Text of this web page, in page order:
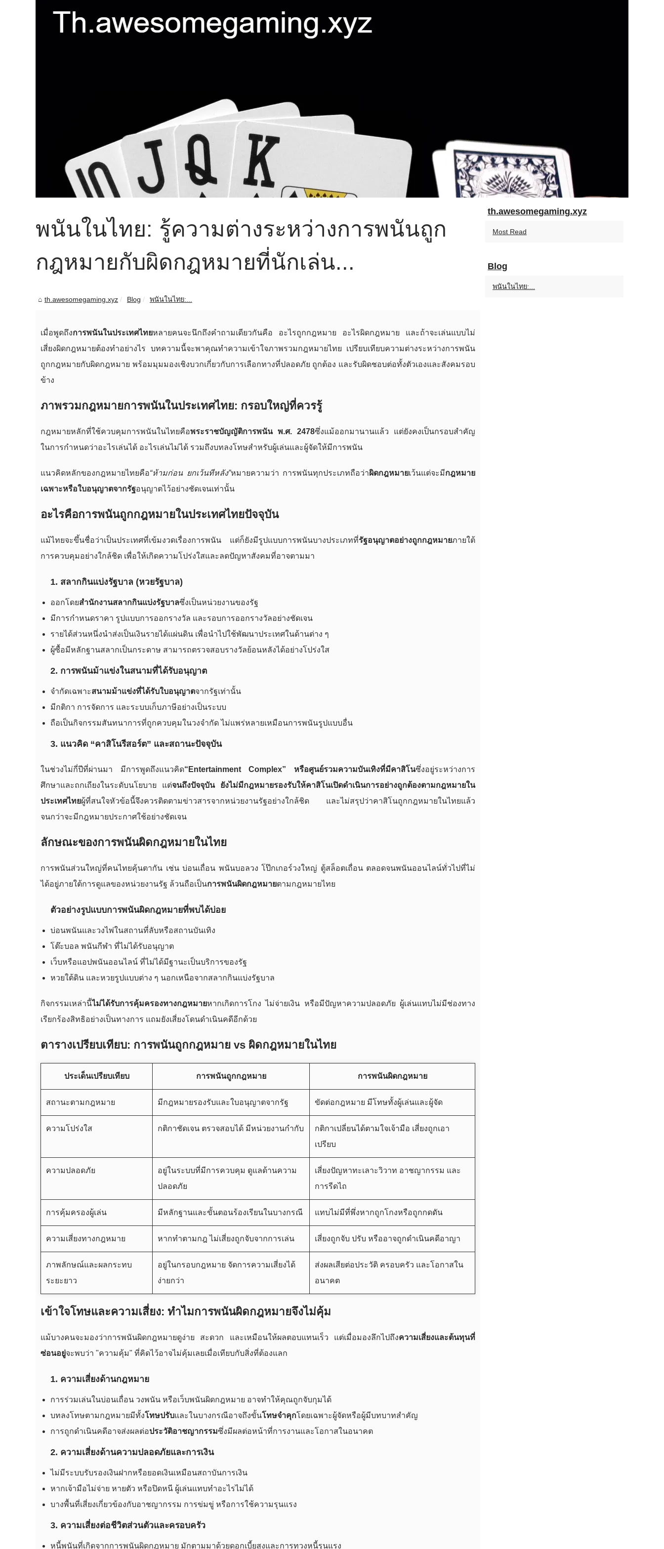
พนันในไทย: รู้ความต่างระหว่างการพนันถูก
กฎหมายกับผิดกฎหมายที่นักเล่น...
th.awesomegaming.xyz Blog พนันในไทย:...
เมื่อพูดถึงการพนันในประเทศไทยหลายคนจะนึกถึงคำถามเดียวกันคือ อะไรถูกกฎหมาย อะไรผิดกฎหมาย และถ้าจะเล่นแบบไม่
เสี่ยงผิดกฎหมายต้องทำอย่างไร บทความนี้จะพาคุณทำความเข้าใจภาพรวมกฎหมายไทย เปรียบเทียบความต่างระหว่างการพนัน
ถูกกฎหมายกับผิดกฎหมาย พร้อมมุมมองเชิงบวกเกี่ยวกับการเลือกทางที่ปลอดภัย ถูกต้อง และรับผิดชอบต่อทั้งตัวเองและสังคมรอบ
ข้าง
ภาพรวมกฎหมายการพนันในประเทศไทย: กรอบใหญ่ที่ควรรู้
กฎหมายหลักที่ใช้ควบคุมการพนันในไทยคือพระราชบัญญัติการพนัน พ.ศ. 2478ซึ่งแม้ออกมานานแล้ว แต่ยังคงเป็นกรอบสำคัญ
ในการกำหนดว่าอะไรเล่นได้ อะไรเล่นไม่ได้ รวมถึงบทลงโทษสำหรับผู้เล่นและผู้จัดให้มีการพนัน
แนวคิดหลักของกฎหมายไทยคือ“ห้ามก่อน ยกเว้นทีหลัง”หมายความว่า การพนันทุกประเภทถือว่าผิดกฎหมายเว้นแต่จะมีกฎหมาย
เฉพาะหรือใบอนุญาตจากรัฐอนุญาตไว้อย่างชัดเจนเท่านั้น
อะไรคือการพนันถูกกฎหมายในประเทศไทยปัจจุบัน
แม้ไทยจะขึ้นชื่อว่าเป็นประเทศที่เข้มงวดเรื่องการพนัน แต่ก็ยังมีรูปแบบการพนันบางประเภทที่รัฐอนุญาตอย่างถูกกฎหมายภายใต้
การควบคุมอย่างใกล้ชิด เพื่อให้เกิดความโปร่งใสและลดปัญหาสังคมที่อาจตามมา
1. สลากกินแบ่งรัฐบาล (หวยรัฐบาล)
ออกโดยสำนักงานสลากกินแบ่งรัฐบาลซึ่งเป็นหน่วยงานของรัฐ
มีการกำหนดราคา รูปแบบการออกรางวัล และรอบการออกรางวัลอย่างชัดเจน
รายได้ส่วนหนึ่งนำส่งเป็นเงินรายได้แผ่นดิน เพื่อนำไปใช้พัฒนาประเทศในด้านต่าง ๆ
ผู้ซื้อมีหลักฐานสลากเป็นกระดาษ สามารถตรวจสอบรางวัลย้อนหลังได้อย่างโปร่งใส
2. การพนันม้าแข่งในสนามที่ได้รับอนุญาต
จำกัดเฉพาะสนามม้าแข่งที่ได้รับใบอนุญาตจากรัฐเท่านั้น
มีกติกา การจัดการ และระบบเก็บภาษีอย่างเป็นระบบ
ถือเป็นกิจกรรมสันทนาการที่ถูกควบคุมในวงจำกัด ไม่แพร่หลายเหมือนการพนันรูปแบบอื่น
3. แนวคิด “คาสิโนรีสอร์ต” และสถานะปัจจุบัน
ในช่วงไม่กี่ปีที่ผ่านมา มีการพูดถึงแนวคิด“Entertainment Complex” หรือศูนย์รวมความบันเทิงที่มีคาสิโนซึ่งอยู่ระหว่างการ
ศึกษาและถกเถียงในระดับนโยบาย แต่จนถึงปัจจุบัน ยังไม่มีกฎหมายรองรับให้คาสิโนเปิดดำเนินการอย่างถูกต้องตามกฎหมายใน
ประเทศไทยผู้ที่สนใจหัวข้อนี้จึงควรติดตามข่าวสารจากหน่วยงานรัฐอย่างใกล้ชิด และไม่สรุปว่าคาสิโนถูกกฎหมายในไทยแล้ว
จนกว่าจะมีกฎหมายประกาศใช้อย่างชัดเจน
ลักษณะของการพนันผิดกฎหมายในไทย
การพนันส่วนใหญ่ที่คนไทยคุ้นตากัน เช่น บ่อนเถื่อน พนันบอลวง โป๊กเกอร์วงใหญ่ ตู้สล็อตเถื่อน ตลอดจนพนันออนไลน์ทั่วไปที่ไม่
ได้อยู่ภายใต้การดูแลของหน่วยงานรัฐ ล้วนถือเป็นการพนันผิดกฎหมายตามกฎหมายไทย
ตัวอย่างรูปแบบการพนันผิดกฎหมายที่พบได้บ่อย
บ่อนพนันและวงไพ่ในสถานที่ลับหรือสถานบันเทิง
โต๊ะบอล พนันกีฬา ที่ไม่ได้รับอนุญาต
เว็บหรือแอปพนันออนไลน์ ที่ไม่ได้มีฐานะเป็นบริการของรัฐ
หวยใต้ดิน และหวยรูปแบบต่าง ๆ นอกเหนือจากสลากกินแบ่งรัฐบาล
กิจกรรมเหล่านี้ไม่ได้รับการคุ้มครองทางกฎหมายหากเกิดการโกง ไม่จ่ายเงิน หรือมีปัญหาความปลอดภัย ผู้เล่นแทบไม่มีช่องทาง
เรียกร้องสิทธิอย่างเป็นทางการ แถมยังเสี่ยงโดนดำเนินคดีอีกด้วย
ตารางเปรียบเทียบ: การพนันถูกกฎหมาย vs ผิดกฎหมายในไทย
ประเด็นเปรียบเทียบ การพนันถูกกฎหมาย การพนันผิดกฎหมาย
สถานะตามกฎหมาย มีกฎหมายรองรับและใบอนุญาตจากรัฐ ขัดต่อกฎหมาย มีโทษทั้งผู้เล่นและผู้จัด
ความโปร่งใส กติกาชัดเจน ตรวจสอบได้ มีหน่วยงานกำกับ
กติกาเปลี่ยนได้ตามใจเจ้ามือ เสี่ยงถูกเอา
เปรียบ
ความปลอดภัย
อยู่ในระบบที่มีการควบคุม ดูแลด้านความ
ปลอดภัย
เสี่ยงปัญหาทะเลาะวิวาท อาชญากรรม และ
การรีดไถ
การคุ้มครองผู้เล่น มีหลักฐานและขั้นตอนร้องเรียนในบางกรณี แทบไม่มีที่พึ่งหากถูกโกงหรือถูกกดดัน
ความเสี่ยงทางกฎหมาย หากทำตามกฎ ไม่เสี่ยงถูกจับจากการเล่น เสี่ยงถูกจับ ปรับ หรืออาจถูกดำเนินคดีอาญา
ภาพลักษณ์และผลกระทบ
ระยะยาว
อยู่ในกรอบกฎหมาย จัดการความเสี่ยงได้
ง่ายกว่า
ส่งผลเสียต่อประวัติ ครอบครัว และโอกาสใน
อนาคต
เข้าใจโทษและความเสี่ยง: ทำไมการพนันผิดกฎหมายจึงไม่คุ้ม
แม้บางคนจะมองว่าการพนันผิดกฎหมายดูง่าย สะดวก และเหมือนให้ผลตอบแทนเร็ว แต่เมื่อมองลึกไปถึงความเสี่ยงและต้นทุนที่
ซ่อนอยู่จะพบว่า "ความคุ้ม" ที่คิดไว้อาจไม่คุ้มเลยเมื่อเทียบกับสิ่งที่ต้องแลก
1. ความเสี่ยงด้านกฎหมาย
การร่วมเล่นในบ่อนเถื่อน วงพนัน หรือเว็บพนันผิดกฎหมาย อาจทำให้คุณถูกจับกุมได้
บทลงโทษตามกฎหมายมีทั้งโทษปรับและในบางกรณีอาจถึงขั้นโทษจำคุกโดยเฉพาะผู้จัดหรือผู้มีบทบาทสำคัญ
การถูกดำเนินคดีอาจส่งผลต่อประวัติอาชญากรรมซึ่งมีผลต่อหน้าที่การงานและโอกาสในอนาคต
2. ความเสี่ยงด้านความปลอดภัยและการเงิน
ไม่มีระบบรับรองเงินฝากหรือยอดเงินเหมือนสถาบันการเงิน
หากเจ้ามือไม่จ่าย หายตัว หรือปิดหนี ผู้เล่นแทบทำอะไรไม่ได้
บางพื้นที่เสี่ยงเกี่ยวข้องกับอาชญากรรม การข่มขู่ หรือการใช้ความรุนแรง
3. ความเสี่ยงต่อชีวิตส่วนตัวและครอบครัว
หนี้พนันที่เกิดจากการพนันผิดกฎหมาย มักตามมาด้วยดอกเบี้ยสูงและการทวงหนี้รุนแรง
th.awesomegaming.xyz
Most Read
Blog
พนันในไทย:...